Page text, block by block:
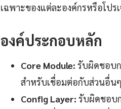
เฉพาะของแต่ละองค์กรหรือโปร
องค์ประกอบหลัก
Core Module: รับผิดชอบก
สำหรับเชื่อมต่อกับส่วนอื่น
Config Layer: รับผิดชอบ